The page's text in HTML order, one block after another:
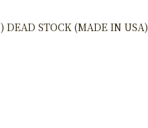
STOCK (MADE IN USA)